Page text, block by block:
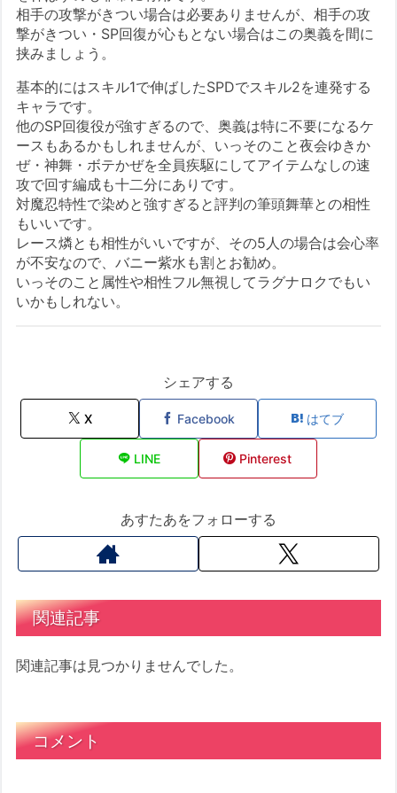
相手の攻撃がきつい場合は必要ありませんが、相手の攻
撃がきつい・SP回復が心もとない場合はこの奥義を間に
挟みましょう。
基本的にはスキル1で伸ばしたSPDでスキル2を連発する
キャラです。
他のSP回復役が強すぎるので、奥義は特に不要になるケ
ースもあるかもしれませんが、いっそのこと夜会ゆきか
ぜ・神舞・ボテかぜを全員疾駆にしてアイテムなしの速
攻で回す編成も十二分にありです。
対魔忍特性で染めと強すぎると評判の筆頭舞華との相性
もいいです。
レース燐とも相性がいいですが、その5人の場合は会心率
が不安なので、バニー紫水も割とお勧め。
いっそのこと属性や相性フル無視してラグナロクでもい
いかもしれない。
シェアする
X Facebook はてブ
LINE Pinterest
あすたあをフォローする
関連記事
関連記事は見つかりませんでした。
コメント